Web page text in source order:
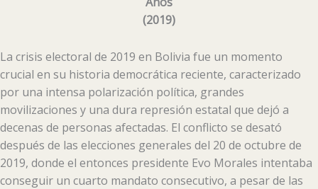
(2019)
La crisis electoral de 2019 en Bolivia fue un momento
crucial en su historia democrática reciente, caracterizado
por una intensa polarización política, grandes
movilizaciones y una dura represión estatal que dejó a
decenas de personas afectadas. El conflicto se desató
después de las elecciones generales del 20 de octubre de
2019, donde el entonces presidente Evo Morales intentaba
conseguir un cuarto mandato consecutivo, a pesar de las